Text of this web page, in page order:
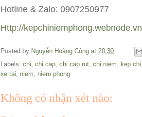
Hotline & Zalo: 0907250977
Http://kepchiniemphong.webnode.vn
Posted by Nguyễn Hoàng Công at 20:30
Labels: chi chi cap chi cap rut chi niem kep chi
xe tai
niem niem phong
Không có nhận xét nào: